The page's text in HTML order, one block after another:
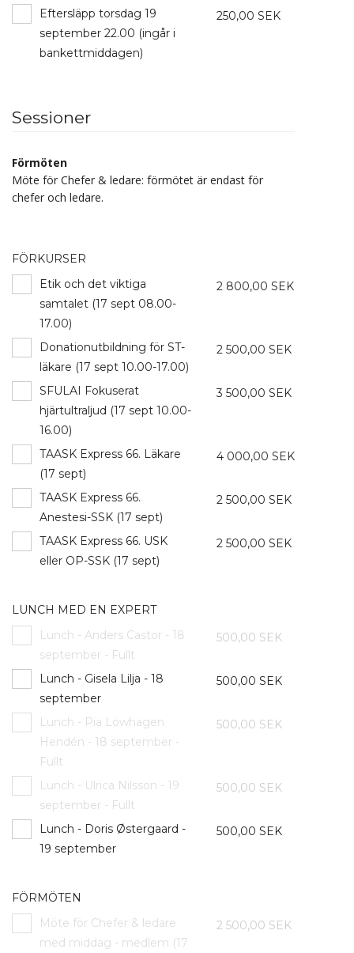
Eftersläpp torsdag 19
september 22.00 (ingår i
bankettmiddagen)
250,00 SEK
Sessioner
Förmöten
Möte för Chefer & ledare: förmötet är endast för
chefer och ledare.
FÖRKURSER
Etik och det viktiga
samtalet (17 sept 08.00-
17.00)
2 800,00 SEK
Donationutbildning för ST-
läkare (17 sept 10.00-17.00)
2 500,00 SEK
SFULAI Fokuserat
hjärtultraljud (17 sept 10.00-
16.00)
3 500,00 SEK
TAASK Express 66. Läkare
(17 sept)
4 000,00 SEK
TAASK Express 66.
Anestesi-SSK (17 sept)
2 500,00 SEK
TAASK Express 66. USK
eller OP-SSK (17 sept)
2 500,00 SEK
LUNCH MED EN EXPERT
Lunch - Anders Castor - 18
september - Fullt
500,00 SEK
Lunch - Gisela Lilja - 18
september
500,00 SEK
Lunch - Pia Löwhagen
Hendén - 18 september -
Fullt
500,00 SEK
Lunch - Ulrica Nilsson - 19
september - Fullt
500,00 SEK
Lunch - Doris Østergaard -
19 september
500,00 SEK
FÖRMÖTEN
Möte för Chefer & ledare
med middag - medlem (17
2 500,00 SEK